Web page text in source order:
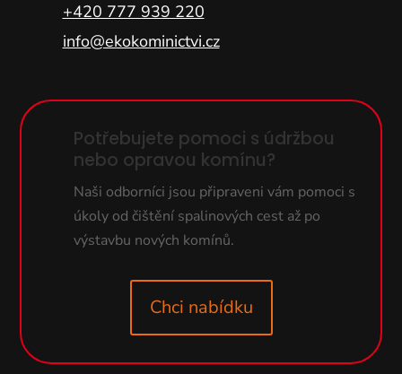
+420 777 939 220
info@ekokominictvi.cz
Potřebujete pomoci s údržbou
nebo opravou komínu?
Naši odborníci jsou připraveni vám pomoci s
úkoly od čištění spalinových cest až po
výstavbu nových komínů.
Chci nabídku